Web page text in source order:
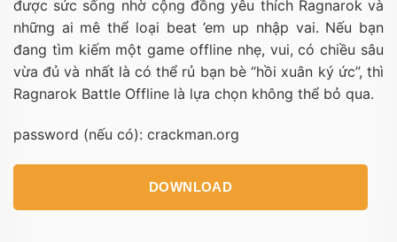
được sức sống nhờ cộng đồng yêu thích Ragnarok và
những ai mê thể loại beat ’em up nhập vai. Nếu bạn
đang tìm kiếm một game offline nhẹ, vui, có chiều sâu
vừa đủ và nhất là có thể rủ bạn bè “hồi xuân ký ức”, thì
Ragnarok Battle Offline là lựa chọn không thể bỏ qua.
password (nếu có): crackman.org
DOWNLOAD